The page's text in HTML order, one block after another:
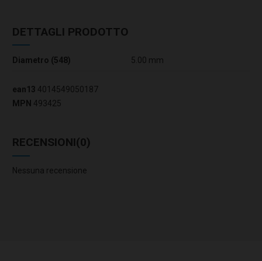
DETTAGLI PRODOTTO
Diametro (548) 5.00 mm
ean13 4014549050187
MPN 493425
RECENSIONI(0)
Nessuna recensione